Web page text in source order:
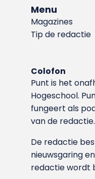
Menu
Magazines
Tip de redactie
Colofon
Punt is het
Hoge­school.
fungeert als
van de
De redactie
nieuwsgaring
redactie wordt